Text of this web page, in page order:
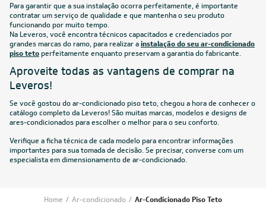
Para garantir que a sua instalação ocorra perfeitamente, é importante
contratar um serviço de qualidade e que mantenha o seu produto
funcionando por muito tempo.
Na Leveros, você encontra técnicos capacitados e credenciados por
grandes marcas do ramo, para realizar ainstalação do seu ar-condicionado
piso tetoperfeitamente enquanto preservam a garantia do fabricante.
Aproveite todas as vantagens de comprar na
Leveros!
Se você gostou do ar-condicionado piso teto, chegou a hora de conhecer o
catálogo completo da Leveros! São muitas marcas, modelos e designs de
ares-condicionados para escolher o melhor para o seu conforto.
Verifique a ficha técnica de cada modelo para encontrar informações
importantes para sua tomada de decisão. Se precisar, converse com um
especialista em dimensionamento de ar-condicionado.
Home / Ar-condicionado / Ar-Condicionado Piso Teto